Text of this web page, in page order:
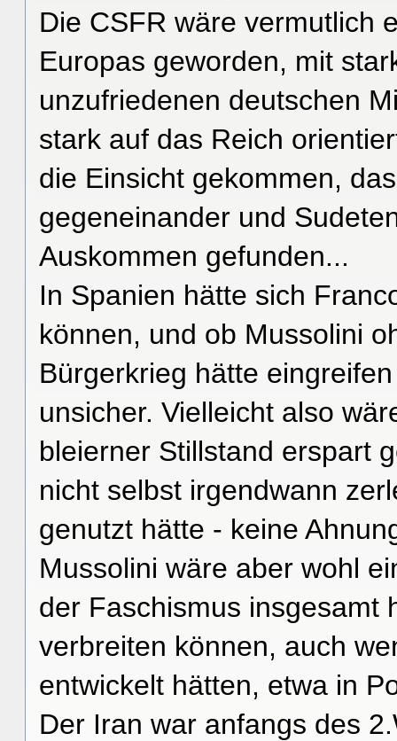
Die CSFR wäre vermutlich
Europas geworden, mit
unzufriedenen deutschen
stark auf das Reich
die Einsicht gekommen,
gegeneinander und
Auskommen gefunden...
In Spanien hätte sich
können, und ob Mussolini
Bürgerkrieg hätte
unsicher. Vielleicht also
bleierner Stillstand erspart
nicht selbst irgendwann
genutzt hätte - keine
Mussolini wäre aber wohl
der Faschismus insgesamt
verbreiten können, auch
entwickelt hätten, etwa in
Der Iran war anfangs des